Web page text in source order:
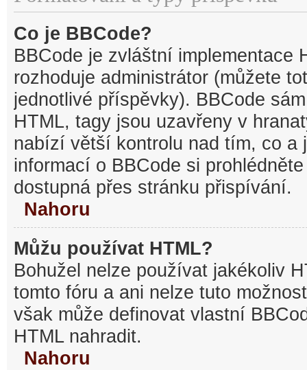
Co je BBCode?
BBCode je zvláštní implementace
rozhoduje administrátor (můžete
jednotlivé příspěvky). BBCode
HTML, tagy jsou uzavřeny v
nabízí větší kontrolu nad tím, co a
informací o BBCode si
dostupná přes stránku přispívání.
Nahoru
Můžu používat HTML?
Bohužel nelze používat jakékoliv
tomto fóru a ani nelze tuto
však může definovat vlastní
HTML nahradit.
Nahoru